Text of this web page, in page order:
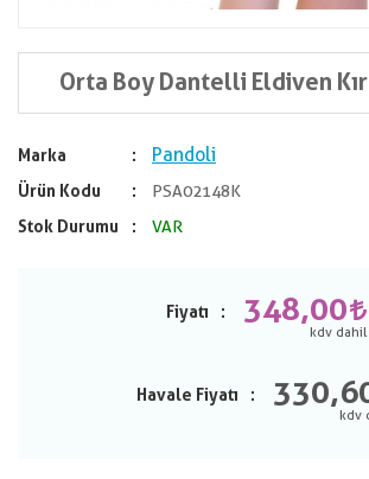
Orta Boy Dantelli Eldiven
Marka Pandoli
Ürün Kodu
PSA02148K
Stok Durumu
VAR
Fiyatı 348,00
Havale Fiyatı